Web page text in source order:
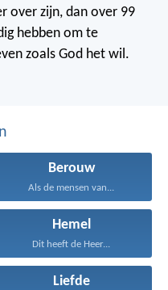
over zijn, dan over 99
hebben om te
zoals God het wil.
Berouw
Als de mensen van...
Hemel
Dit heeft de Heer...
Liefde